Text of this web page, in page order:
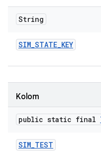
String
SIM_STATE_KEY
Kolom
public static final
SIM_TEST